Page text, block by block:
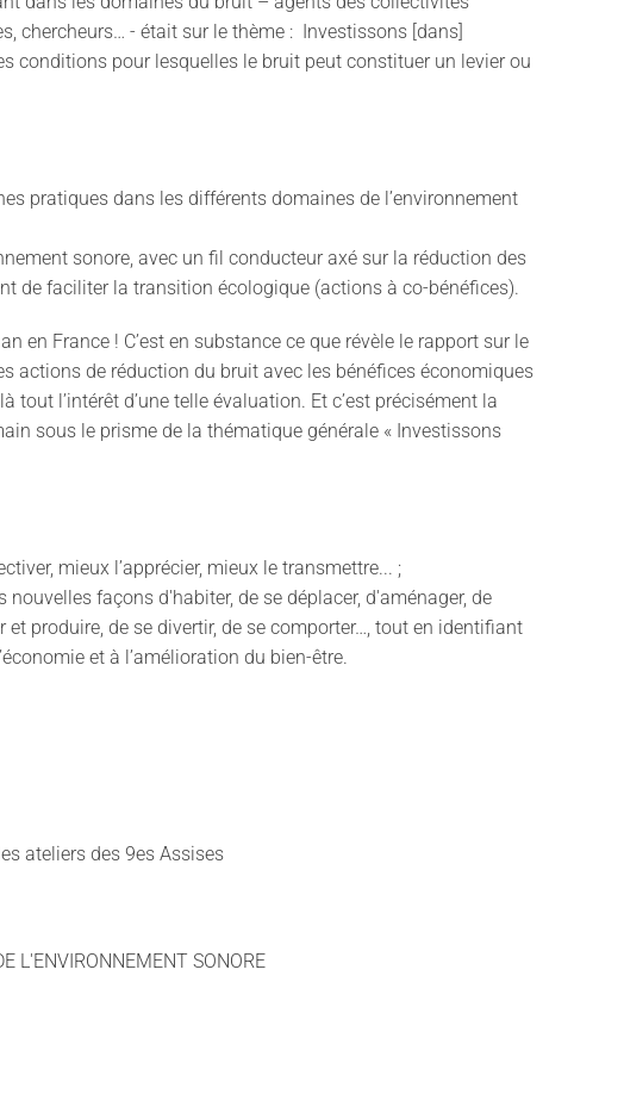
chercheurs… - était sur le thème : Investissons [dans]
conditions pour lesquelles le bruit peut constituer un levier ou
pratiques dans les différents domaines de l’environnement
sonore, avec un fil conducteur axé sur la réduction des
de faciliter la transition écologique (actions à co-bénéfices).
en France ! C’est en substance ce que révèle le rapport sur le
actions de réduction du bruit avec les bénéfices économiques
tout l’intérêt d’une telle évaluation. Et c’est précisément la
sous le prisme de la thématique générale « Investissons
mieux l’apprécier, mieux le transmettre... ;
façons d'habiter, de se déplacer, d'aménager, de
produire, de se divertir, de se comporter…, tout en identifiant
et à l’amélioration du bien-être.
ateliers des 9es Assises
L'ENVIRONNEMENT SONORE